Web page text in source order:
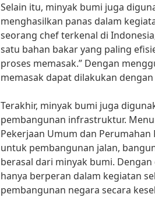
Selain itu, minyak bumi juga
menghasilkan panas dalam
seorang chef terkenal di
satu bahan bakar yang paling
proses memasak.” Dengan
memasak dapat dilakukan
Terakhir, minyak bumi juga
pembangunan infrastruktur.
Pekerjaan Umum dan
untuk pembangunan jalan,
berasal dari minyak bumi.
hanya berperan dalam kegiatan
pembangunan negara secara